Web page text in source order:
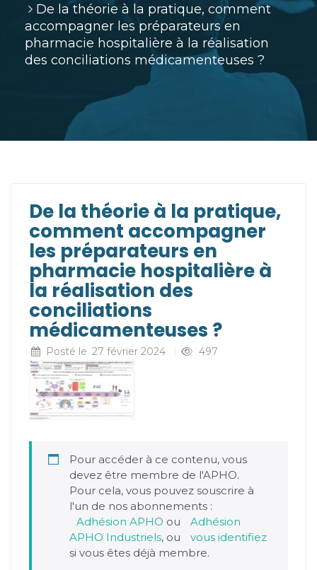
De la théorie à la pratique, comment
accompagner les préparateurs en
pharmacie hospitalière à la réalisation
des conciliations médicamenteuses ?
De la théorie à la pratique,
comment accompagner
les préparateurs en
pharmacie hospitalière à
la réalisation des
conciliations
médicamenteuses ?
Posté le 27 février 2024 497
Pour accéder à ce contenu, vous
devez être membre de l'APHO.
Pour cela, vous pouvez souscrire à
l'un de nos abonnements :
Adhésion APHO ou
Adhésion
APHO Industriels, ou
vous identifiez
si vous êtes déjà membre.